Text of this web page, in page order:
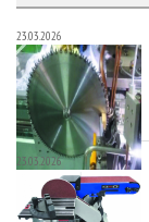
23.03.2026
23.03.2026